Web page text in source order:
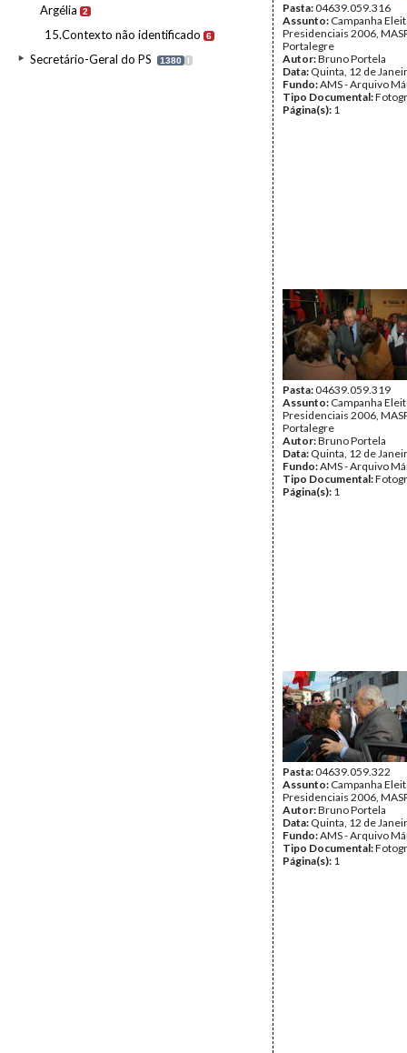
Argélia
2
15.Contexto não identificado 6
Secretário-Geral do PS 1380 I
Pasta:04639.059.316
Assunto: Campanha
Presidenciais 2006,
Portalegre
Autor:Bruno Portela
Data: Quinta, 12 de
Fundo:AMS - Arquivo
Tipo Documental:
Página(s): 1
Pasta:04639.059.319
Assunto: Campanha
Presidenciais 2006,
Portalegre
Autor:Bruno Portela
Data: Quinta, 12 de
Fundo:AMS - Arquivo
Tipo Documental:
Página(s): 1
Pasta:04639.059.322
Assunto: Campanha
Presidenciais 2006,
Autor:Bruno Portela
Data: Quinta, 12 de
Fundo:AMS - Arquivo
Tipo Documental:
Página(s): 1